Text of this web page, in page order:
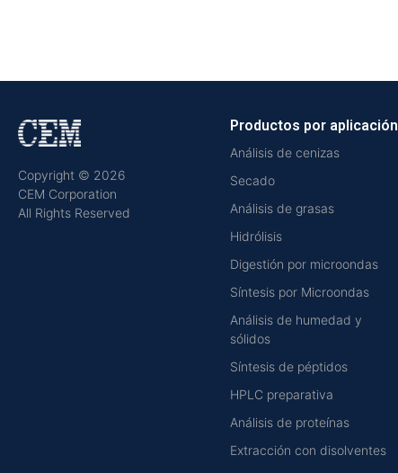
Copyright © 2026
CEM Corporation
All Rights Reserved
Productos por aplicación
Análisis de cenizas
Secado
Análisis de grasas
Hidrólisis
Digestión por microondas
Síntesis por Microondas
Análisis de humedad y
sólidos
Síntesis de péptidos
HPLC preparativa
Análisis de proteínas
Extracción con disolventes